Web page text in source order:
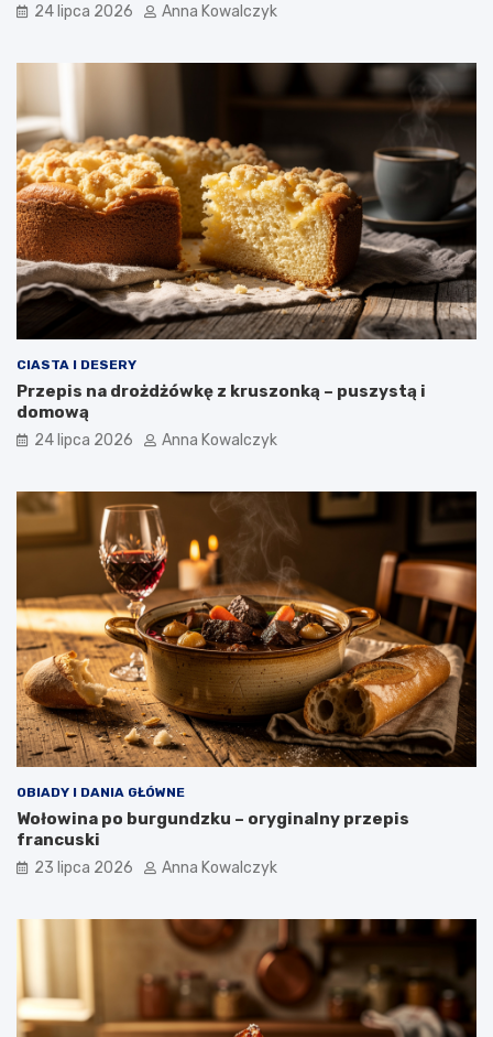
24 lipca 2026 Anna Kowalczyk
CIASTA I DESERY
Przepis na drożdżówkę z kruszonką – puszystą i
domową
24 lipca 2026 Anna Kowalczyk
OBIADY I DANIA GŁÓWNE
Wołowina po burgundzku – oryginalny przepis
francuski
23 lipca 2026 Anna Kowalczyk